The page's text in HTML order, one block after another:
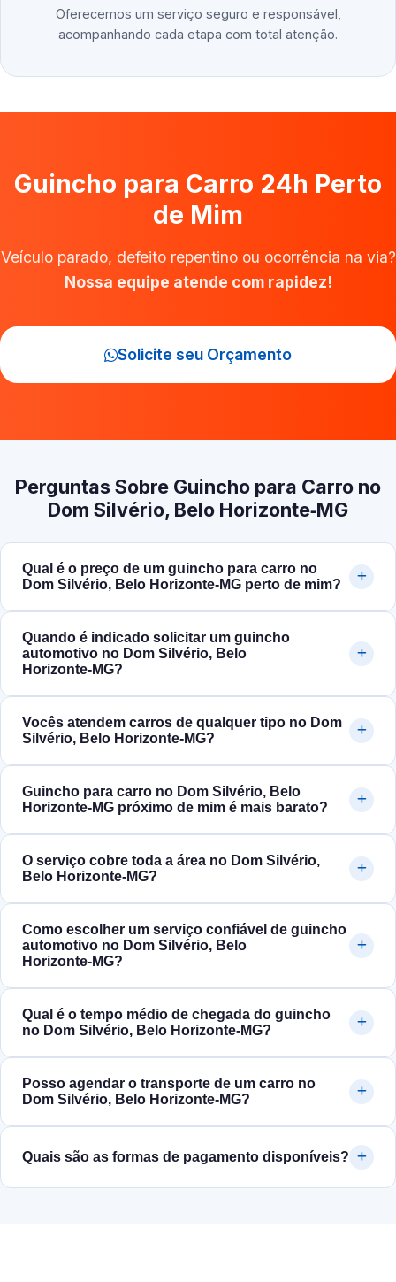
Oferecemos um serviço seguro e responsável,
acompanhando cada etapa com total atenção.
Guincho para Carro 24h Perto
de Mim
Veículo parado, defeito repentino ou ocorrência na via?
Nossa equipe atende com rapidez!
Solicite seu Orçamento
Perguntas Sobre Guincho para Carro no
Dom Silvério, Belo Horizonte‑MG
Qual é o preço de um guincho para carro no
Dom Silvério, Belo Horizonte‑MG perto de mim?
Quando é indicado solicitar um guincho
automotivo no Dom Silvério, Belo
Horizonte‑MG?
Vocês atendem carros de qualquer tipo no Dom
Silvério, Belo Horizonte‑MG?
Guincho para carro no Dom Silvério, Belo
Horizonte‑MG próximo de mim é mais barato?
O serviço cobre toda a área no Dom Silvério,
Belo Horizonte‑MG?
Como escolher um serviço confiável de guincho
automotivo no Dom Silvério, Belo
Horizonte‑MG?
Qual é o tempo médio de chegada do guincho
no Dom Silvério, Belo Horizonte‑MG?
Posso agendar o transporte de um carro no
Dom Silvério, Belo Horizonte‑MG?
Quais são as formas de pagamento disponíveis?